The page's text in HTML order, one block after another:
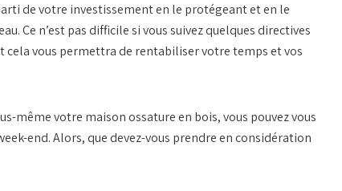
de votre investissement en le protégeant et en le
Ce n’est pas difficile si vous suivez quelques directives
cela vous permettra de rentabiliser votre temps et vos
même votre maison ossature en bois, vous pouvez vous
end. Alors, que devez-vous prendre en considération